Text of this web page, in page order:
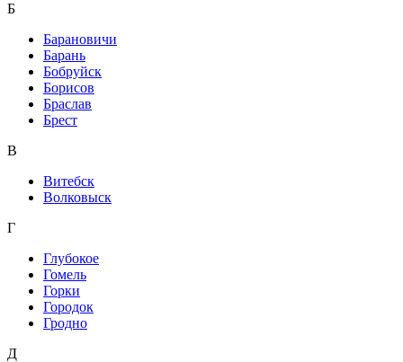
Б
Барановичи
Барань
Бобруйск
Борисов
Браслав
Брест
В
Витебск
Волковыск
Г
Глубокое
Гомель
Горки
Городок
Гродно
Д